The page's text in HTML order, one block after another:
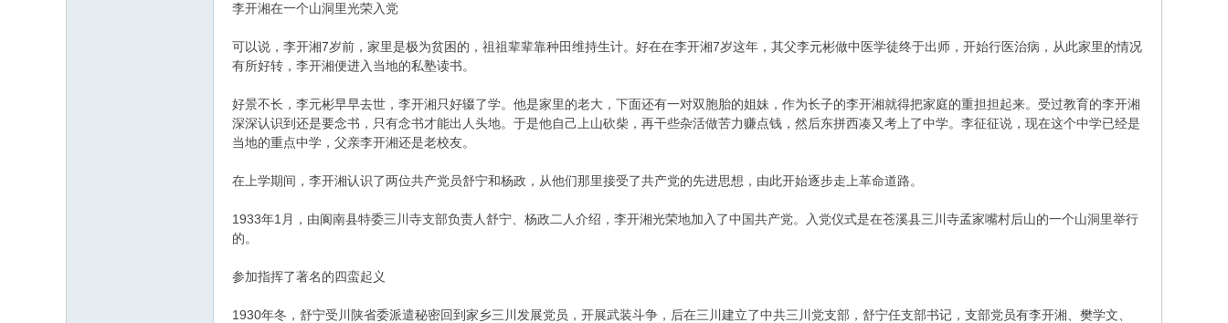
李开湘在一个山洞里光荣入党
可以说，李开湘7岁前，家里是极为贫困的，祖祖辈辈靠种田维持生计。好在在李开湘7岁这年，其父李元彬做中医学徒终于出师，开始行医治病，从此家里的情况
有所好转，李开湘便进入当地的私塾读书。
好景不长，李元彬早早去世，李开湘只好辍了学。他是家里的老大，下面还有一对双胞胎的姐妹，作为长子的李开湘就得把家庭的重担担起来。受过教育的李开湘
深深认识到还是要念书，只有念书才能出人头地。于是他自己上山砍柴，再干些杂活做苦力赚点钱，然后东拼西凑又考上了中学。李征征说，现在这个中学已经是
当地的重点中学，父亲李开湘还是老校友。
在上学期间，李开湘认识了两位共产党员舒宁和杨政，从他们那里接受了共产党的先进思想，由此开始逐步走上革命道路。
1933年1月，由阆南县特委三川寺支部负责人舒宁、杨政二人介绍，李开湘光荣地加入了中国共产党。入党仪式是在苍溪县三川寺孟家嘴村后山的一个山洞里举行
的。
参加指挥了著名的四蛮起义
1930年冬，舒宁受川陕省委派遣秘密回到家乡三川发展党员，开展武装斗争，后在三川建立了中共三川党支部，舒宁任支部书记，支部党员有李开湘、樊学文、